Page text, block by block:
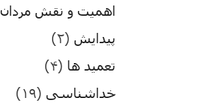
اهمیت و نقش مردان
پیدایش (۲)
تعمید ها (۴)
خداشناسی (۱۹)